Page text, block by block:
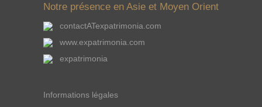
Notre présence en Asie et Moyen Orient
contactATexpatrimonia.com
www.expatrimonia.com
expatrimonia
Informations légales